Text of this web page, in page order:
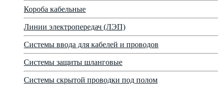
Короба кабельные
Линии электропередач (ЛЭП)
Системы ввода для кабелей и проводов
Системы защиты шланговые
Системы скрытой проводки под полом